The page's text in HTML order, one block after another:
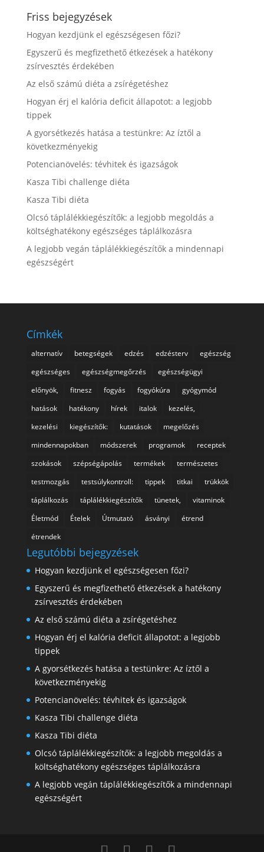
Friss bejegyzések
Hogyan kezdjünk el egészségesen főzi?
Egyszerű és megfizethető étkezések a hatékony
zsírvesztés érdekében
Az első számú diéta a zsírégetéshez
Hogyan érj el kalória deficit állapotot: a legjobb
tippek
A gyorsétkezés hatása a testünkre: Az íztől a
következményekig
Potencianövelés: tévhitek és igazságok
Kasza Tibi challenge diéta
Kasza Tibi diéta
Olcsó táplálékkiegészítők: a legjobb megoldás a
költséghatékony egészséges táplálkozásra
A legjobb vegán táplálékkiegészítők a mindennapi
egészségért
Címkék
alternatív betegségek edzés edzésterv
egészség
egészséges
egészségmegőrzés
egészségügyi
előnyök,
fitnesz fogyás fogyókúra
gyógymód
hatások
hatékony hírek italok
kezelés,
kezelési
kiegészítők: kutatások
megelőzés
mindennapokban
módszerek programok
receptek
szokások
szépségápolás termékek
természetes
testmozgás
testsúlykontroll: tippek titkai
trükkök
táplálkozás
táplálékkiegészítők tünetek,
vitaminok
Életmód
Ételek Útmutató ásványi
étrend
étrendek
Legutóbbi bejegyzések
Hogyan kezdjünk el egészségesen főzi?
Egyszerű és megfizethető étkezések a hatékony
zsírvesztés érdekében
Az első számú diéta a zsírégetéshez
Hogyan érj el kalória deficit állapotot: a legjobb
tippek
A gyorsétkezés hatása a testünkre: Az íztől a
következményekig
Potencianövelés: tévhitek és igazságok
Kasza Tibi challenge diéta
Kasza Tibi diéta
Olcsó táplálékkiegészítők: a legjobb megoldás a
költséghatékony egészséges táplálkozásra
A legjobb vegán táplálékkiegészítők a mindennapi
egészségért